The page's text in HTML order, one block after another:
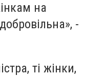
на
», -
ті жінки,